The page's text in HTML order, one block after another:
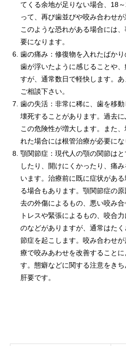
てくる余地が足りない場合、18
って、再び歯並びや咬み合わせが
このような恐れがある場合には
要になります。
歯の痛み：修復物を入れたばか
歯が浮いたように感じることや
すが、通常数日で軽快します。
ご相談下さい。
歯の失活：非常に稀に、歯を移
壊死することがあります。過去に
この危険性が増大します。また
れた場合には根管治療が必要にな
顎関節症：現代人の顎の関節は
したり、開けにくかったり、痛
います。治療前に既に症状があ
る場合もあります。顎関節症の
去の外傷によるもの、悪い咬み
トレスや緊張によるもの、咬合
のなどがありますが、通常はた
節症を起こします。咬み合わせ
療で咬みあわせを改善すること
す。態癖などに関する注意をき
肝要です。